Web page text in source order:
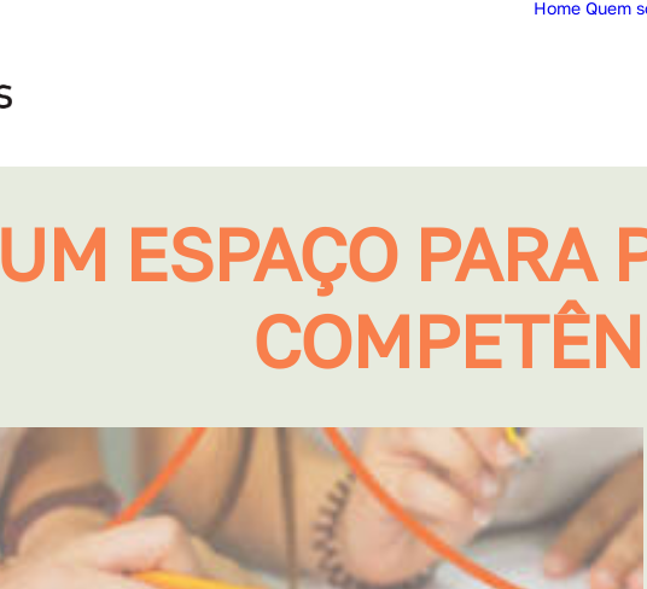
Home Quem
UM ESPAÇO PARA
COMPETÊN